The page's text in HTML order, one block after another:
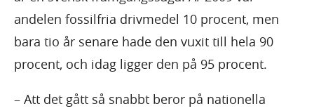
andelen fossilfria drivmedel 10 procent, men
bara tio år senare hade den vuxit till hela 90
procent, och idag ligger den på 95 procent.
– Att det gått så snabbt beror på nationella